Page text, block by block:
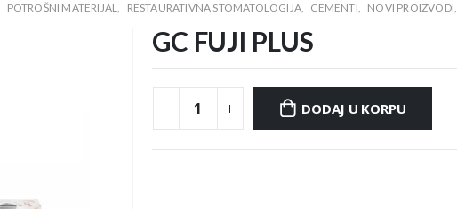
POTROŠNI MATERIJAL, RESTAURATIVNA STOMATOLOGIJA, CEMENTI, NOVI PROIZVODI,
GC FUJI PLUS
DODAJ U KORPU